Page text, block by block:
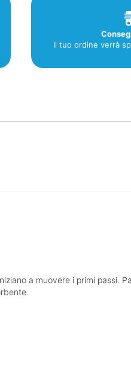
Il tuo ordine verrà
a muovere i primi